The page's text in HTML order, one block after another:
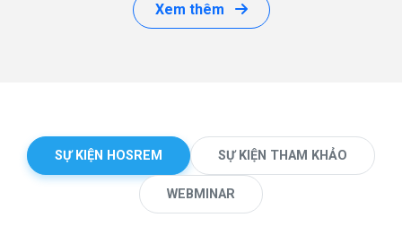
Xem thêm
SỰ KIỆN HOSREM SỰ KIỆN THAM KHẢO
WEBMINAR